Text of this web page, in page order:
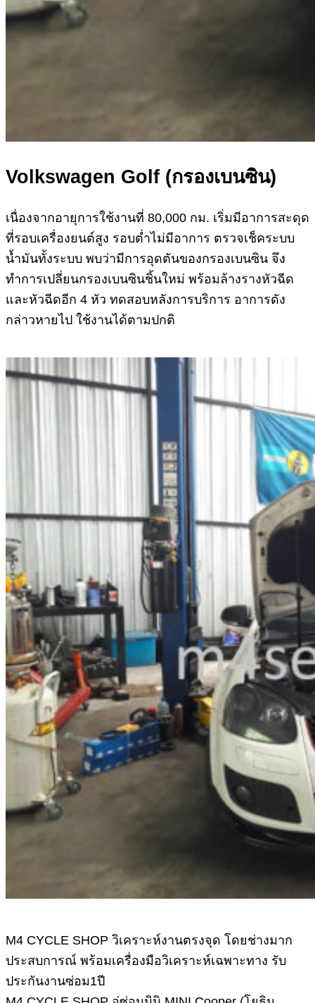
Volkswagen Golf (กรองเบนซิน)
เนื่องจากอายุการใช้งานที่ 80,000 กม. เริ่มมีอาการสะดุด
ที่รอบเครื่องยนต์สูง รอบต่ำไม่มีอาการ ตรวจเช็คระบบ
น้ำมันทั้งระบบ พบว่ามีการอุดตันของกรองเบนซิน จึง
ทำการเปลี่ยนกรองเบนซินชิ้นใหม่ พร้อมล้างรางหัวฉีด
และหัวฉีดอีก 4 หัว ทดสอบหลังการบริการ อาการดัง
กล่าวหายไป ใช้งานได้ตามปกติ
M4 CYCLE SHOP วิเคราะห์งานตรงจุด โดยช่างมาก
ประสบการณ์ พร้อมเครื่องมือวิเคราะห์เฉพาะทาง รับ
ประกันงานซ่อม1ปี